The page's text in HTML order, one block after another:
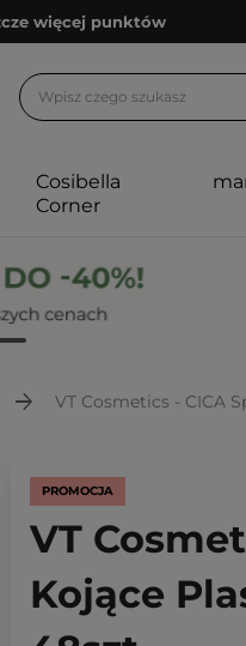
więcej punktów
kosmetologiczne
więcej punktów
Cosibella
Corner
VT Cosmetics - CICA
PROMOCJA
VT
Kojące